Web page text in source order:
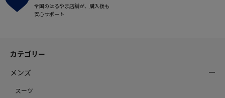
全国のはるやま店舗が、購入後も
安心サポート
カテゴリー
メンズ
スーツ